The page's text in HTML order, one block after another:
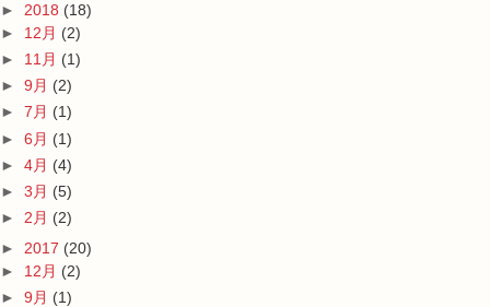
► 2018 (18)
► 12月 (2)
► 11月 (1)
► 9月 (2)
► 7月 (1)
► 6月 (1)
► 4月 (4)
► 3月 (5)
► 2月 (2)
► 2017 (20)
► 12月 (2)
► 9月 (1)